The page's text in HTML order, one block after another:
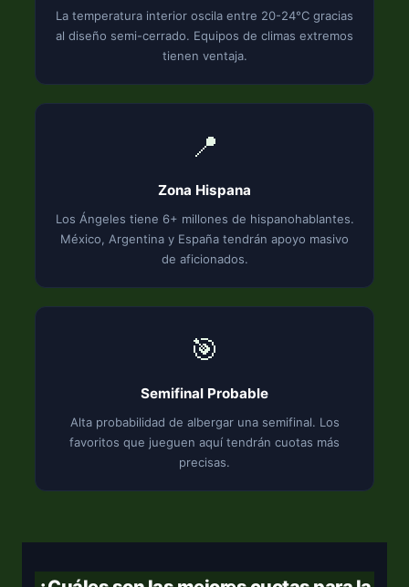
La temperatura interior oscila entre 20-24°C gracias
al diseño semi-cerrado. Equipos de climas extremos
tienen ventaja.
📍
Zona Hispana
Los Ángeles tiene 6+ millones de hispanohablantes.
México, Argentina y España tendrán apoyo masivo
de aficionados.
🎯
Semifinal Probable
Alta probabilidad de albergar una semifinal. Los
favoritos que jueguen aquí tendrán cuotas más
precisas.